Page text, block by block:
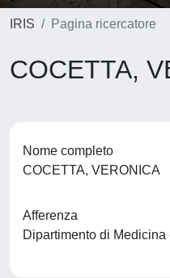
IRIS Pagina ricercatore
COCETTA,
Nome completo
COCETTA, VERONICA
Afferenza
Dipartimento di Medicina